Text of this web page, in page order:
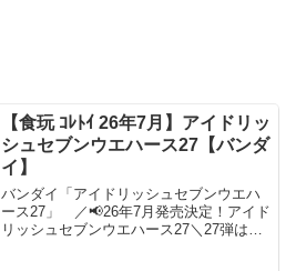
【食玩 ｺﾚﾄｲ 26年7月】アイドリッ
シュセブンウエハース27【バンダ
イ】
バンダイ「アイドリッシュセブンウエハ
ース27」 ／📢26年7月発売決定！アイド
リッシュセブンウエハース27＼27弾は